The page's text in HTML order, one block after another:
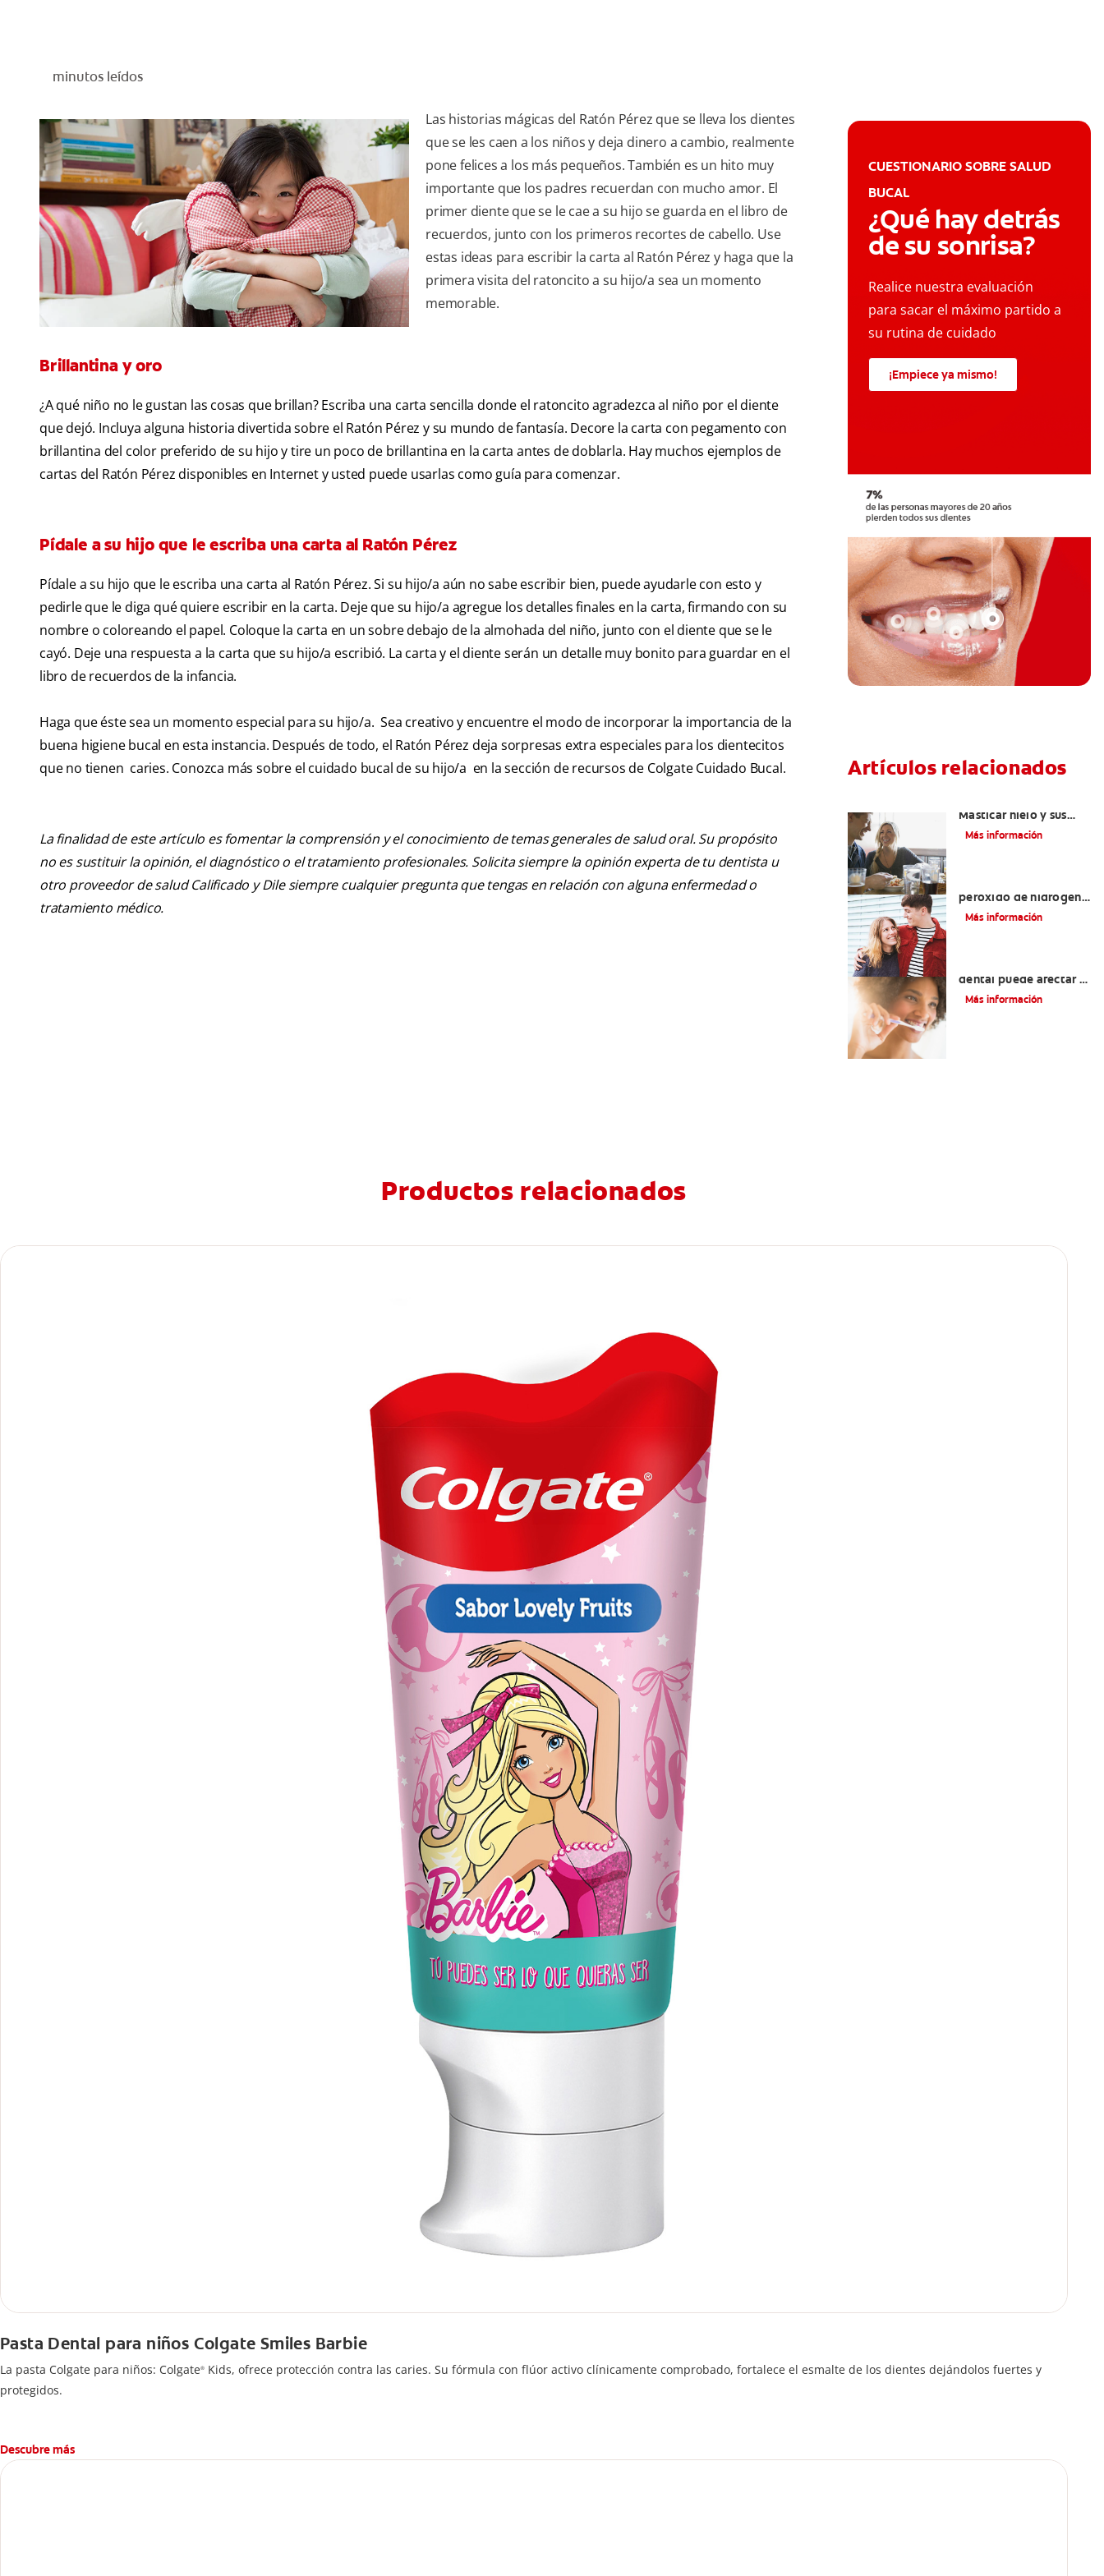
minutos leídos
Las historias mágicas del Ratón Pérez que se lleva los dientes
que se les caen a los niños y deja dinero a cambio, realmente
pone felices a los más pequeños. También es un hito muy
importante que los padres recuerdan con mucho amor. El
primer diente que se le cae a su hijo se guarda en el libro de
recuerdos, junto con los primeros recortes de cabello. Use
estas ideas para escribir la carta al Ratón Pérez y haga que la
primera visita del ratoncito a su hijo/a sea un momento
memorable.
Brillantina y oro
¿A qué niño no le gustan las cosas que brillan? Escriba una carta sencilla donde el ratoncito agradezca al niño por el diente
que dejó. Incluya alguna historia divertida sobre el Ratón Pérez y su mundo de fantasía. Decore la carta con pegamento con
brillantina del color preferido de su hijo y tire un poco de brillantina en la carta antes de doblarla. Hay muchos ejemplos de
cartas del Ratón Pérez disponibles en Internet y usted puede usarlas como guía para comenzar.
Pídale a su hijo que le escriba una carta al Ratón Pérez
Pídale a su hijo que le escriba una carta al Ratón Pérez. Si su hijo/a aún no sabe escribir bien, puede ayudarle con esto y
pedirle que le diga qué quiere escribir en la carta. Deje que su hijo/a agregue los detalles finales en la carta, firmando con su
nombre o coloreando el papel. Coloque la carta en un sobre debajo de la almohada del niño, junto con el diente que se le
cayó. Deje una respuesta a la carta que su hijo/a escribió. La carta y el diente serán un detalle muy bonito para guardar en el
libro de recuerdos de la infancia.
Haga que éste sea un momento especial para su hijo/a. Sea creativo y encuentre el modo de incorporar la importancia de la
buena higiene bucal en esta instancia. Después de todo, el Ratón Pérez deja sorpresas extra especiales para los dientecitos
que no tienen caries. Conozca más sobre el cuidado bucal de su hijo/a en la sección de recursos de Colgate Cuidado Bucal.
La finalidad de este artículo es fomentar la comprensión y el conocimiento de temas generales de salud oral. Su propósito
no es sustituir la opinión, el diagnóstico o el tratamiento profesionales. Solicita siempre la opinión experta de tu dentista u
otro proveedor de salud Calificado y Dile siempre cualquier pregunta que tengas en relación con alguna enfermedad o
tratamiento médico.
CUESTIONARIO SOBRE SALUD
BUCAL
¿Qué hay detrás
de su sonrisa?
Realice nuestra evaluación
para sacar el máximo partido a
su rutina de cuidado
¡Empiece ya mismo!
Artículos relacionados
Masticar hielo y sus
dientes
Más información
peróxido de hidrógeno
para dientes y encías
Más información
dental puede afectar el
esmalte?
Más información
Productos relacionados
Pasta Dental para niños Colgate Smiles Barbie
La pasta Colgate para niños: Colgate® Kids, ofrece protección contra las caries. Su fórmula con flúor activo clínicamente comprobado, fortalece el esmalte de los dientes dejándolos fuertes y
protegidos.
Descubre más